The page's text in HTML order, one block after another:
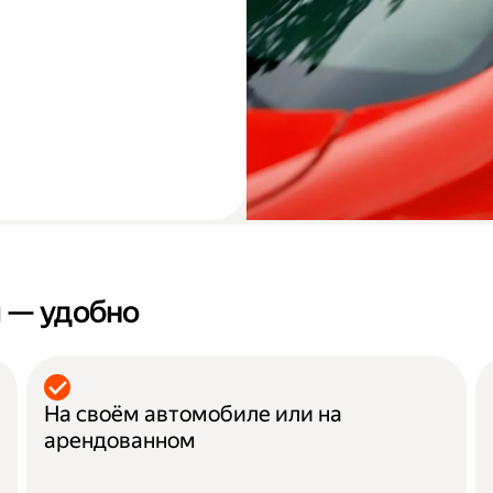
— удобно
На своём автомобиле или на
арендованном